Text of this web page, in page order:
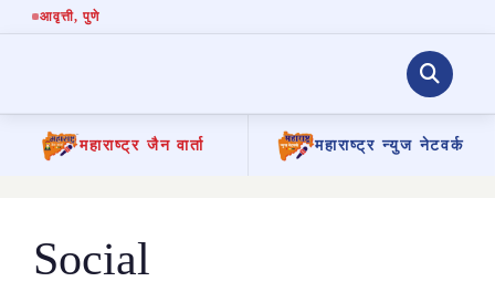
आवृत्ती, पुणे
महाराष्ट्र जैन वार्ता महाराष्ट्र न्युज नेटवर्क
contentSocial